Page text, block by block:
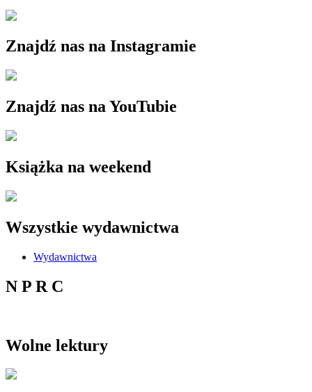
Znajdź nas na Instagramie
Znajdź nas na YouTubie
Książka na weekend
Wszystkie wydawnictwa
Wydawnictwa
N P R C
Wolne lektury